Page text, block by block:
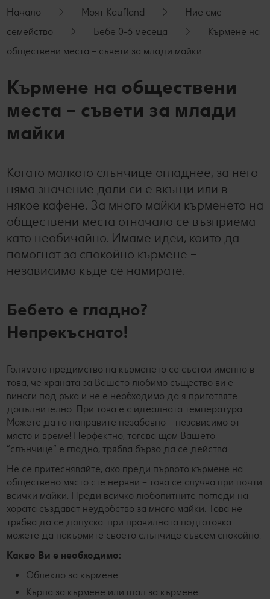
Лексикон на свежестта
Услуги
Ние сме семейство
Съвети от кухнята
Развлечения, отдих и свободно време
Начало Моят Kaufland
Ние сме
семейство
Бебе 0-6 месеца
Кърмене на
обществени места – съвети за млади майки
Кърмене на обществени
места – съвети за млади
майки
Когато малкото слънчице огладнее, за него
няма значение дали си е вкъщи или в
някое кафене. За много майки кърменето на
обществени места отначало се възприема
като необичайно. Имаме идеи, които да
помогнат за спокойно кърмене –
независимо къде се намирате.
Бебето е гладно?
Непрекъснато!
Голямото предимство на кърменето се състои именно в
това, че храната за Вашето любимо същество ви е
винаги под ръка и не е необходимо да я приготвяте
допълнително. При това е с идеалната температура.
Можете да го направите незабавно – независимо от
място и време! Перфектно, тогава щом Вашето
“слънчице” е гладно, трябва бързо да се действа.
Не се притеснявайте, ако преди първото кърмене на
обществено място сте нервни – това се случва при почти
всички майки. Преди всичко любопитните погледи на
хората създават неудобство за много майки. Това не
трябва да се допуска: при правилната подготовка
можете да накърмите своето слънчице съвсем спокойно.
Какво Ви е необходимо:
Облекло за кърмене
Кърпа за кърмене или шал за кърмене